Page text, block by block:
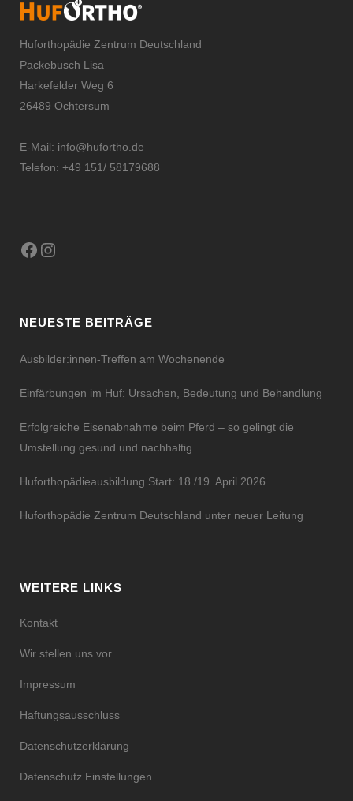
Huforthopädie Zentrum Deutschland
Packebusch Lisa
Harkefelder Weg 6
26489 Ochtersum
E-Mail: info@hufortho.de
Telefon: +49 151/ 58179688
Facebook
Instagram
NEUESTE BEITRÄGE
Ausbilder:innen-Treffen am Wochenende
Einfärbungen im Huf: Ursachen, Bedeutung und Behandlung
Erfolgreiche Eisenabnahme beim Pferd – so gelingt die
Umstellung gesund und nachhaltig
Huforthopädieausbildung Start: 18./19. April 2026
Huforthopädie Zentrum Deutschland unter neuer Leitung
WEITERE LINKS
Kontakt
Wir stellen uns vor
Impressum
Haftungsausschluss
Datenschutzerklärung
Datenschutz Einstellungen